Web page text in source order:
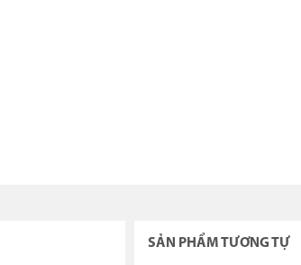
SẢN PHẨM TƯƠNG TỰ